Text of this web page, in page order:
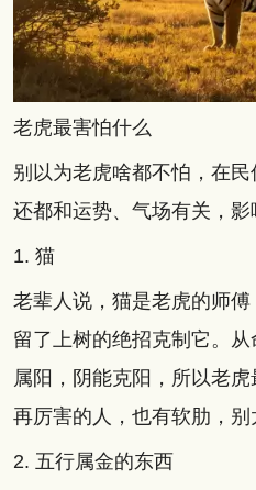
老虎最害怕什么
别以为老虎啥都不怕，在民
还都和运势、气场有关，影
1. 猫
老辈人说，猫是老虎的师
留了上树的绝招克制它。
属阳，阴能克阳，所以老
再厉害的人，也有软肋，别
2. 五行属金的东西